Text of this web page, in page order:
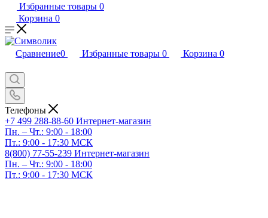
Избранные товары 0
Корзина 0
Сравнение0 Избранные товары 0 Корзина 0
Телефоны
+7 499 288-88-60 Интернет-магазин
Пн. – Чт.: 9:00 - 18:00
Пт.: 9:00 - 17:30 МСК
8(800) 77-55-239 Интернет-магазин
Пн. – Чт.: 9:00 - 18:00
Пт.: 9:00 - 17:30 МСК